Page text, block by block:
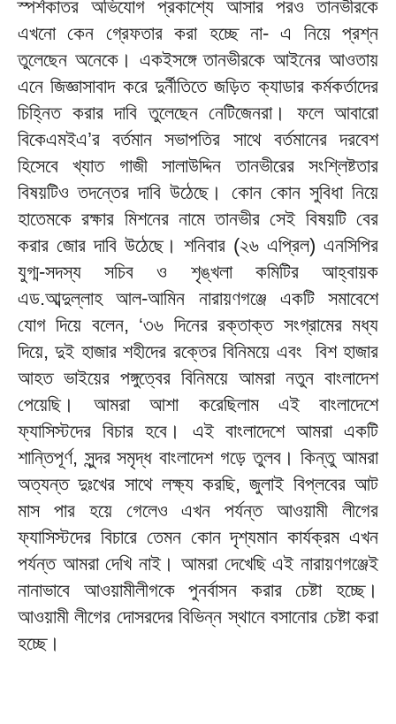
স্পর্শকাতর অভিযোগ প্রকাশ্যে আসার পরও তানভীরকে
এখনো কেন গ্রেফতার করা হচ্ছে না- এ নিয়ে প্রশ্ন
তুলেছেন অনেকে। একইসঙ্গে তানভীরকে আইনের আওতায়
এনে জিজ্ঞাসাবাদ করে দুর্নীতিতে জড়িত ক্যাডার কর্মকর্তাদের
চিহ্নিত করার দাবি তুলেছেন নেটিজেনরা। ফলে আবারো
বিকেএমইএ’র বর্তমান সভাপতির সাথে বর্তমানের দরবেশ
হিসেবে খ্যাত গাজী সালাউদ্দিন তানভীরের সংশ্লিষ্টতার
বিষয়টিও তদন্তের দাবি উঠেছে। কোন কোন সুবিধা নিয়ে
হাতেমকে রক্ষার মিশনের নামে তানভীর সেই বিষয়টি বের
করার জোর দাবি উঠেছে। শনিবার (২৬ এপ্রিল) এনসিপির
যুগ্ম-সদস্য সচিব ও শৃঙ্খলা কমিটির আহ্বায়ক
এড.আব্দুল্লাহ আল-আমিন নারায়ণগঞ্জে একটি সমাবেশে
যোগ দিয়ে বলেন, ‘৩৬ দিনের রক্তাক্ত সংগ্রামের মধ্য
দিয়ে, দুই হাজার শহীদের রক্তের বিনিময়ে এবং বিশ হাজার
আহত ভাইয়ের পঙ্গুত্বের বিনিময়ে আমরা নতুন বাংলাদেশ
পেয়েছি। আমরা আশা করেছিলাম এই বাংলাদেশে
ফ্যাসিস্টদের বিচার হবে। এই বাংলাদেশে আমরা একটি
শান্তিপূর্ণ, সুন্দর সমৃদ্ধ বাংলাদেশ গড়ে তুলব। কিন্তু আমরা
অত্যন্ত দুঃখের সাথে লক্ষ্য করছি, জুলাই বিপ্লবের আট
মাস পার হয়ে গেলেও এখন পর্যন্ত আওয়ামী লীগের
ফ্যাসিস্টদের বিচারে তেমন কোন দৃশ্যমান কার্যক্রম এখন
পর্যন্ত আমরা দেখি নাই। আমরা দেখেছি এই নারায়ণগঞ্জেই
নানাভাবে আওয়ামীলীগকে পুনর্বাসন করার চেষ্টা হচ্ছে।
আওয়ামী লীগের দোসরদের বিভিন্ন স্থানে বসানোর চেষ্টা করা
হচ্ছে।